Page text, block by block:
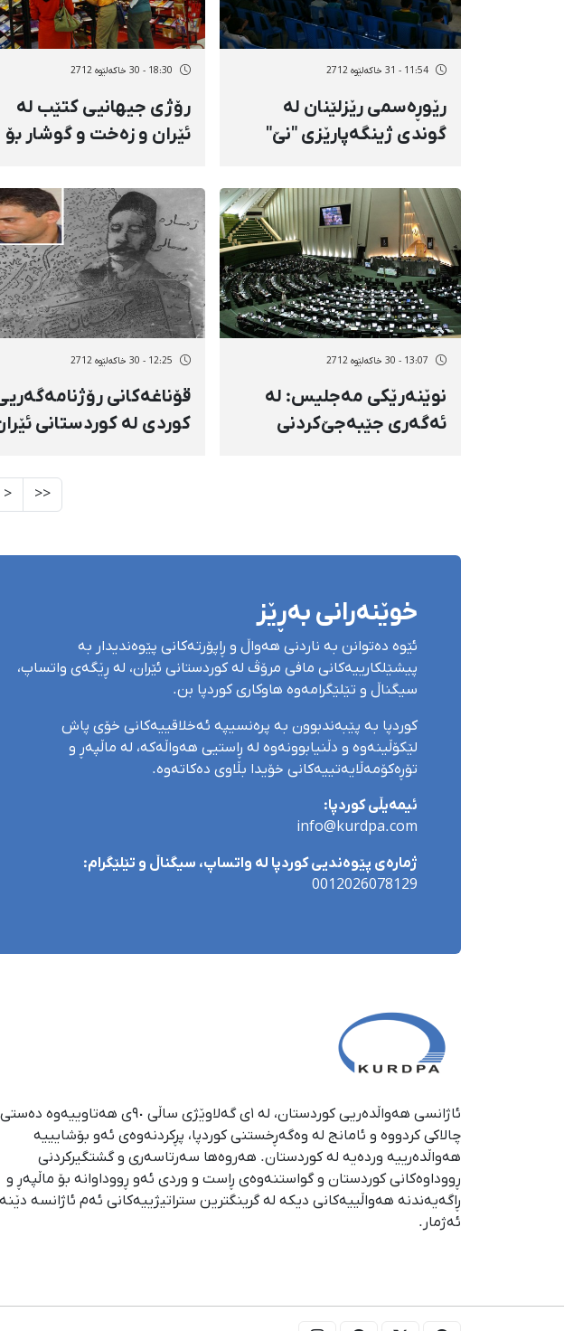
11:54 - 31 خاکەلێوه 2712
رێوڕەسمی رێزلێنان لە
گوندی ژینگەپارێزی "نێ‌"
18:30 - 30 خاکەلێوه 2712
رۆژی جیهانیی كتێب لە
ئێران و زەخت و گوشار بۆ
13:07 - 30 خاکەلێوه 2712
نوێنەرێكی مەجلیس: لە
ئەگەری جێبەجێ‌كردنی
12:25 - 30 خاکەلێوه 2712
قۆناغەكانی
كوردی لە كوردستانی
<<
<
خوێنەرانی بەڕێز
ئێوە دەتوانن بە ناردنی هەواڵ و ڕاپۆرتەکانی پێوەندیدار بە
پیشێلکارییەکانی مافی مرۆڤ لە کوردستانی ئێران، لە ڕێگەی واتساپ،
سیگناڵ و تێلێگرامەوە هاوکاری کوردپا بن.
کوردپا بە پێبەندبوون بە پرەنسیپە ئەخلاقییەکانی خۆی پاش
لێکۆڵینەوە و دڵنیابوونەوە لە ڕاستیی هەواڵەکە، لە ماڵپەڕ و
تۆڕەکۆمەڵایەتییەکانی خۆیدا بڵاوی دەکاتەوە.
ئیمەیڵی کوردپا:
info@kurdpa.com
ژمارەی پێوەندیی کوردپا لە واتساپ، سیگناڵ و تێلێگرام:
0012026078129
ئاژانسی هەواڵدەریی کوردستان، لە ١ی گەلاوێژی ساڵی ٩٠ی
چالاکی کردووە و ئامانج لە وەگەڕخستنی كوردپا، پڕكردنەوەی ئەو بۆشایییە
هەواڵدەرییە وردەیە لە كوردستان. هەروەها سەرتاسەری و گشتگیركردنی
ڕووداوەكانی كوردستان و گواستنەوەی ڕاست و وردی ئەو ڕووداوانە بۆ ماڵپەڕ و
ڕاگەیەندنە هەواڵییەكانی دیكە لە گرینگترین ستراتیژییەكانی ئەم ئاژانسە دێنە
ئەژمار.